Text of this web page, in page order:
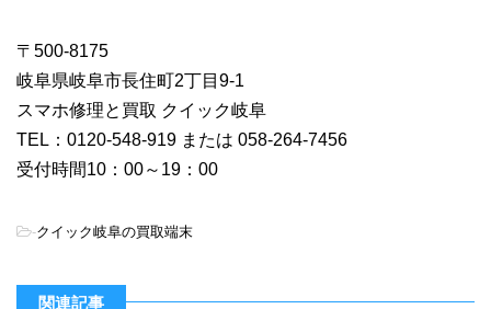
〒500-8175
岐阜県岐阜市長住町2丁目9-1
スマホ修理と買取 クイック岐阜
TEL：0120-548-919 または 058-264-7456
受付時間10：00～19：00
-クイック岐阜の買取端末
関連記事